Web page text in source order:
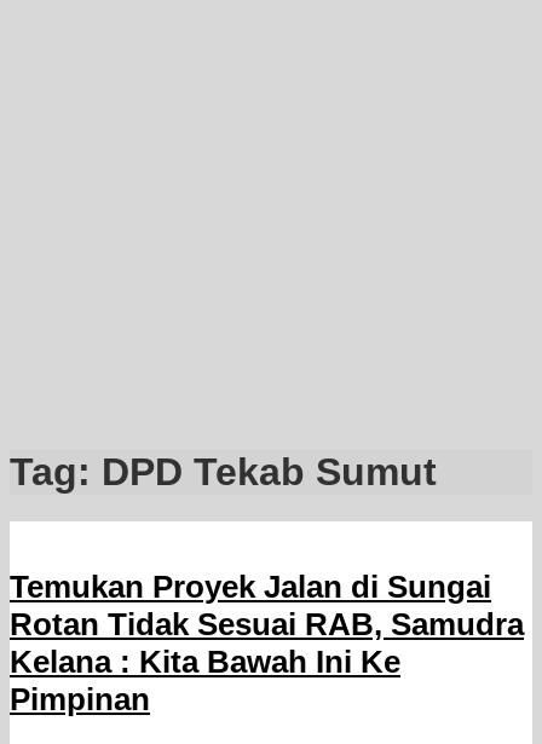
Tag: DPD Tekab Sumut
Temukan Proyek Jalan di Sungai
Rotan Tidak Sesuai RAB, Samudra
Kelana : Kita Bawah Ini Ke
Pimpinan